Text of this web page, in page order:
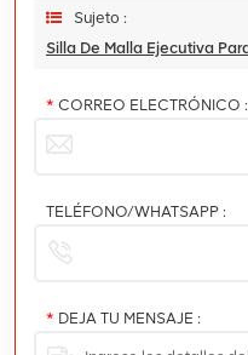
Sujeto :
* CORREO ELECTRÓNICO :
TELÉFONO/WHATSAPP :
* DEJA TU MENSAJE :